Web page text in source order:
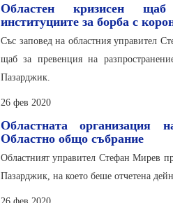
Областен кризисен
институциите за борба с
Със заповед на областния управител
щаб за превенция на
Пазарджик.
26 фев 2020
Областната
Областно общо събрание
Областният управител Стефан Мирев
Пазарджик, на което беше отчетена